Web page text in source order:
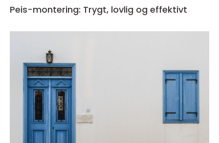
Peis-montering: Trygt, lovlig og effektivt